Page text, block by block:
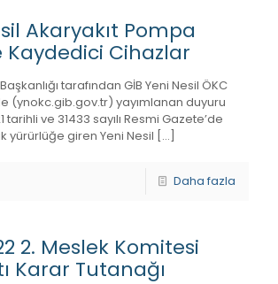
Akaryakıt Pompa
Kaydedici Cihazlar
tarafından GİB Yeni Nesil ÖKC
(ynokc.gib.gov.tr) yayımlanan duyuru
ve 31433 sayılı Resmi Gazete’de
yürürlüğe giren Yeni Nesil […]
Daha fazla
2. Meslek Komitesi
Karar Tutanağı